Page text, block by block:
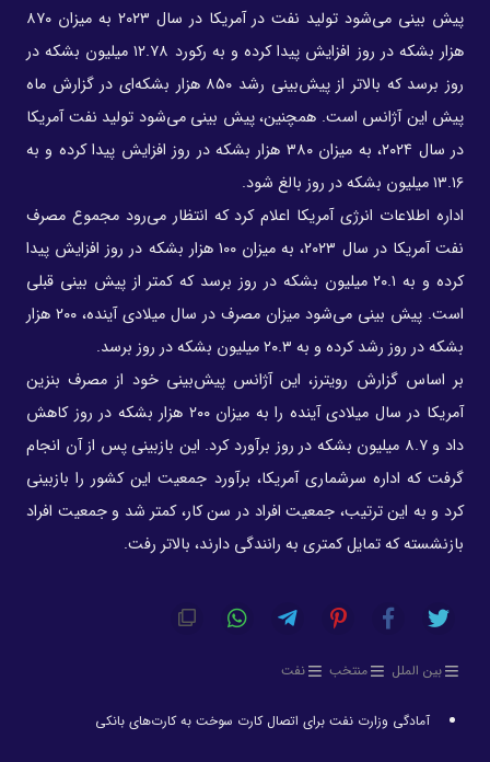
پیش بینی می‌شود تولید نفت در آمریکا در سال ۲۰۲۳ به میزان ۸۷۰
هزار بشکه در روز افزایش پیدا کرده و به رکورد ۱۲.۷۸ میلیون بشکه در
روز برسد که بالاتر از پیش‌بینی رشد ۸۵۰ هزار بشکه‌ای در گزارش ماه
پیش این آژانس است. همچنین، پیش بینی می‌شود تولید نفت آمریکا
در سال ۲۰۲۴، به میزان ۳۸۰ هزار بشکه در روز افزایش پیدا کرده و به
۱۳.۱۶ میلیون بشکه در روز بالغ شود.
اداره اطلاعات انرژی آمریکا اعلام کرد که انتظار می‌رود مجموع مصرف
نفت آمریکا در سال ۲۰۲۳، به میزان ۱۰۰ هزار بشکه در روز افزایش پیدا
کرده و به ۲۰.۱ میلیون بشکه در روز برسد که کمتر از پیش بینی قبلی
است. پیش بینی می‌شود میزان مصرف در سال میلادی آینده، ۲۰۰ هزار
بشکه در روز رشد کرده و به ۲۰.۳ میلیون بشکه در روز برسد.
بر اساس گزارش رویترز، این آژانس پیش‌بینی خود از مصرف بنزین
آمریکا در سال میلادی آینده را به میزان ۲۰۰ هزار بشکه در روز کاهش
داد و ۸.۷ میلیون بشکه در روز برآورد کرد. این بازبینی پس از آن انجام
گرفت که اداره سرشماری آمریکا، برآورد جمعیت این کشور را بازبینی
کرد و به این ترتیب، جمعیت افراد در سن کار، کمتر شد و جمعیت افراد
بازنشسته که تمایل کمتری به رانندگی دارند، بالاتر رفت.
بین الملل منتخب نفت
آمادگی وزارت نفت برای اتصال کارت سوخت به کارت‌های بانکی